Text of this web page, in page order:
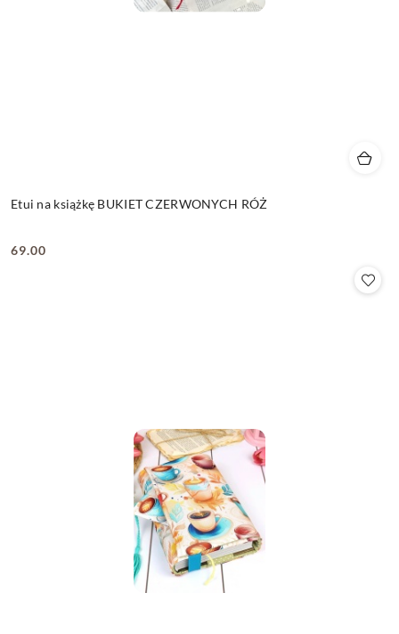
Etui na książkę BUKIET CZERWONYCH RÓŻ
Cena:
69.00